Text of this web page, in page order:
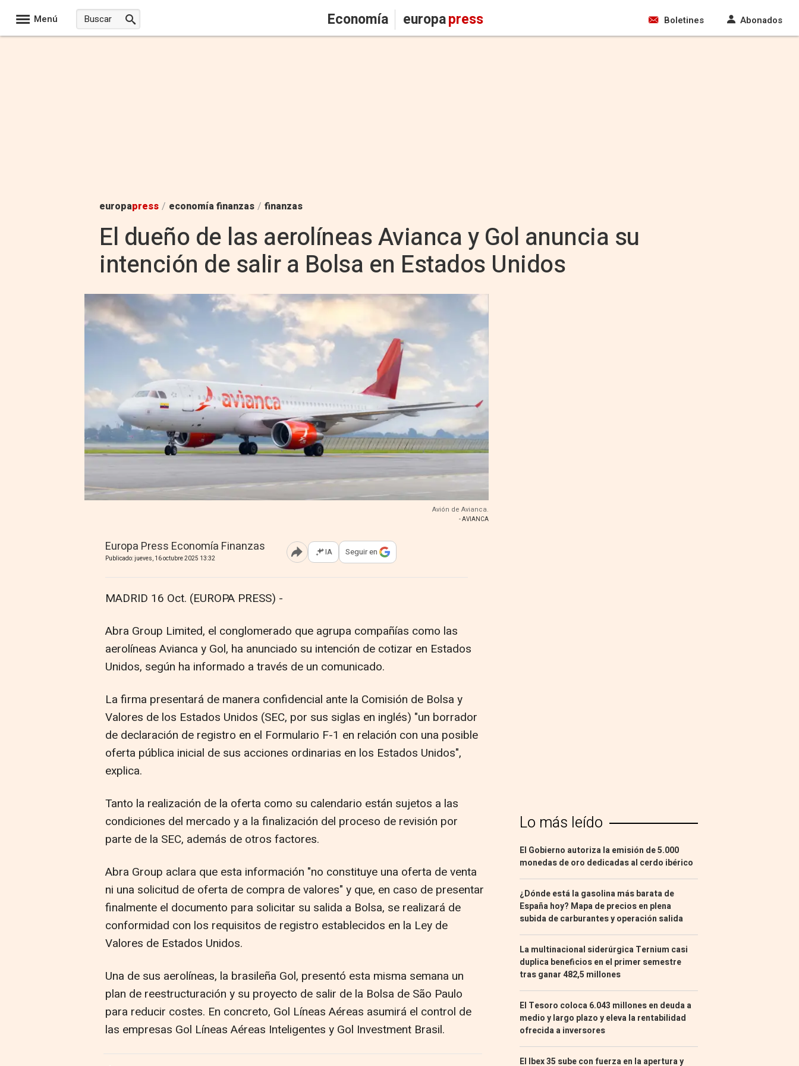
Menú Economía europapress Boletines Abonados
europapress / economía finanzas / finanzas
El dueño de las aerolíneas Avianca y Gol anuncia su
intención de salir a Bolsa en Estados Unidos
Avión de Avianca.
- AVIANCA
Europa Press Economía Finanzas
Publicado: jueves, 16 octubre 2025 13:32 Abrir opciones para compartir
IA Seguir en
MADRID 16 Oct. (EUROPA PRESS) -
Abra Group Limited, el conglomerado que agrupa compañías como las
aerolíneas Avianca y Gol, ha anunciado su intención de cotizar en Estados
Unidos, según ha informado a través de un comunicado.
La firma presentará de manera confidencial ante la Comisión de Bolsa y
Valores de los Estados Unidos (SEC, por sus siglas en inglés) "un borrador
de declaración de registro en el Formulario F-1 en relación con una posible
oferta pública inicial de sus acciones ordinarias en los Estados Unidos",
explica.
Tanto la realización de la oferta como su calendario están sujetos a las
condiciones del mercado y a la finalización del proceso de revisión por
parte de la SEC, además de otros factores.
Abra Group aclara que esta información "no constituye una oferta de venta
ni una solicitud de oferta de compra de valores" y que, en caso de presentar
finalmente el documento para solicitar su salida a Bolsa, se realizará de
conformidad con los requisitos de registro establecidos en la Ley de
Valores de Estados Unidos.
Una de sus aerolíneas, la brasileña Gol, presentó esta misma semana un
plan de reestructuración y su proyecto de salir de la Bolsa de São Paulo
para reducir costes. En concreto, Gol Líneas Aéreas asumirá el control de
las empresas Gol Líneas Aéreas Inteligentes y Gol Investment Brasil.
Lo más leído
El Gobierno autoriza la emisión de 5.000
monedas de oro dedicadas al cerdo ibérico
¿Dónde está la gasolina más barata de
España hoy? Mapa de precios en plena
subida de carburantes y operación salida
La multinacional siderúrgica Ternium casi
duplica beneficios en el primer semestre
tras ganar 482,5 millones
El Tesoro coloca 6.043 millones en deuda a
medio y largo plazo y eleva la rentabilidad
ofrecida a inversores
El Ibex 35 sube con fuerza en la apertura y